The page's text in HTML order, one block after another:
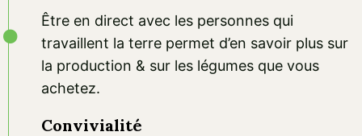
Être en direct avec les personnes qui
travaillent la terre permet d’en savoir plus sur
la production & sur les légumes que vous
achetez.
Convivialité